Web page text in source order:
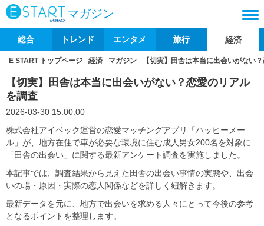
マガジン
総合 トレンド エンタメ 旅行 経済
E START トップページ 経済 マガジン 【切実】田舎は本当に出会いがない
【切実】田舎は本当に出会いがない？恋愛のリアル
を調査
2026-03-30 15:00:00
株式会社アイベック運営の恋愛マッチングアプリ「ハッピーメー
ル」が、地方在住で車が必要な環境に住む成人男女200名を対象に
「田舎の出会い」に関する最新アンケート調査を実施しました。
本記事では、調査結果から見えた田舎の出会い事情の実態や、出会
いの場・原因・実際の恋人関係などを詳しく紐解きます。
最新データを元に、地方で出会いを求める人々にとって今後の参考
となるポイントを整理します。